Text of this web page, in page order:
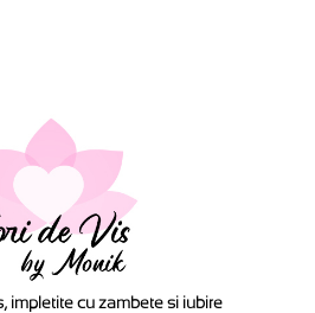
impletite cu zambete si iubire